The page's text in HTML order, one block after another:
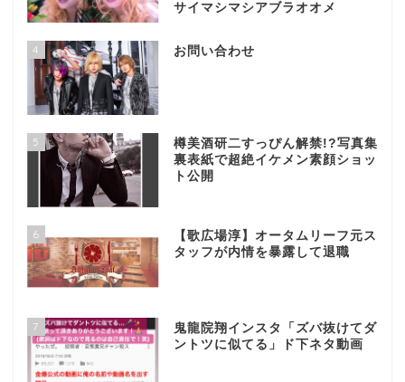
サイマシマシアブラオオメ
4 お問い合わせ
5
樽美酒研二すっぴん解禁!?写真集
裏表紙で超絶イケメン素顔ショッ
ト公開
6
【歌広場淳】オータムリーフ元ス
タッフが内情を暴露して退職
7
鬼龍院翔インスタ「ズバ抜けてダ
ントツに似てる」ド下ネタ動画